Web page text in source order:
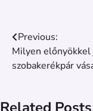
Bejegyzés
navigáció
Previous:
Milyen előnyökkel
szobakerékpár